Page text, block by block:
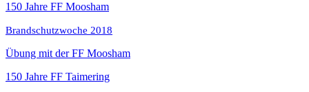
150 Jahre FF Moosham
Brandschutzwoche 2018
Übung mit der FF Moosham
150 Jahre FF Taimering